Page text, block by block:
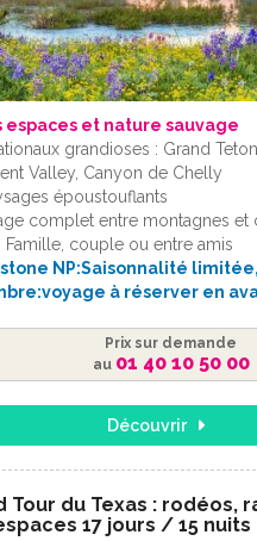
espaces et nature sauvage
grandioses : Grand
Valley, Canyon de Chelly
époustouflants
complet entre montagnes et
Famille, couple ou entre amis
NP:Saisonnalité
à réserver en
Prix sur demande
au 01 40 10 50 00
Découvrir
Tour du Texas : rodéos,
17 jours / 15 nuits